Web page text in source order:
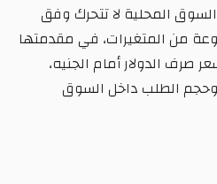
المحلية لا تتحرك وفق
من المتغيرات، في مقدمتها
صرف الدولار أمام الجنيه،
وحجم الطلب داخل السوق